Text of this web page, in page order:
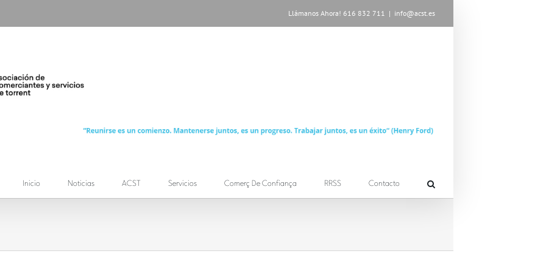
Llámanos Ahora! 616 832 711 | info@acst.es
Inicio Noticias ACST Servicios Comerç De Confiança RRSS Contacto